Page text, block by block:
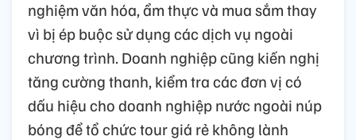
nghiệm văn hóa, ẩm thực và mua sắm thay
vì bị ép buộc sử dụng các dịch vụ ngoài
chương trình. Doanh nghiệp cũng kiến nghị
tăng cường thanh, kiểm tra các đơn vị có
dấu hiệu cho doanh nghiệp nước ngoài núp
bóng để tổ chức tour giá rẻ không lành